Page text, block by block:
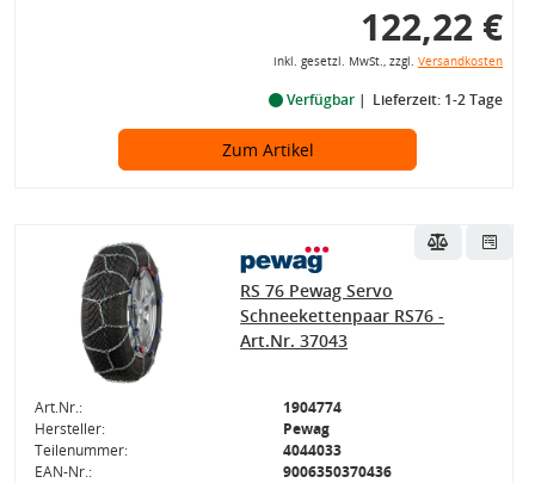
122,22 €
inkl. gesetzl. MwSt., zzgl. Versandkosten
Verfügbar Lieferzeit: 1-2 Tage
Zum Artikel
RS 76 Pewag Servo
Schneekettenpaar RS76 -
Art.Nr. 37043
Art.Nr.:
1904774
Hersteller:
Pewag
Teilenummer:
4044033
EAN-Nr.:
9006350370436